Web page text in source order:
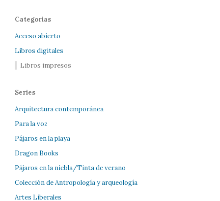
Categorías
Acceso abierto
Libros digitales
Libros impresos
Series
Arquitectura contemporánea
Para la voz
Pájaros en la playa
Dragon Books
Pájaros en la niebla/Tinta de verano
Colección de Antropología y arqueología
Artes Liberales